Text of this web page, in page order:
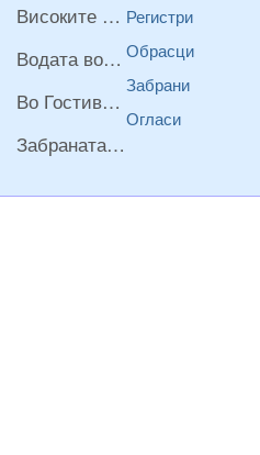
Високите температури ризик од труење со храна, опасни се и за животните
Водата во Гостивар може да се користи како техничка, продолжува испораката на флаширана вода
Во Гостивар спроведени 70 вонредни контроли
Забраната за водата во Гостивар останува на сила, операторите да користат само технички безбедна вода
Регистри
Обрасци
Забрани
Огласи